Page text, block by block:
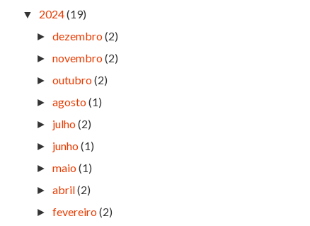
▼ 2024(19)
►dezembro(2)
►novembro(2)
►outubro(2)
►agosto(1)
► julho(2)
► junho(1)
►maio(1)
►abril(2)
►fevereiro(2)